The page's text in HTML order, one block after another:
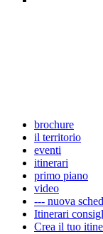
brochure
il territorio
eventi
itinerari
primo piano
video
--- nuova
Itinerari
Crea il tuo